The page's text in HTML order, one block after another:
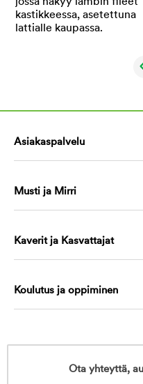
Asiakaspalvelu
Musti ja Mirri
Kaverit ja Kasvattajat
Koulutus ja oppiminen
Ota yhteyttä,